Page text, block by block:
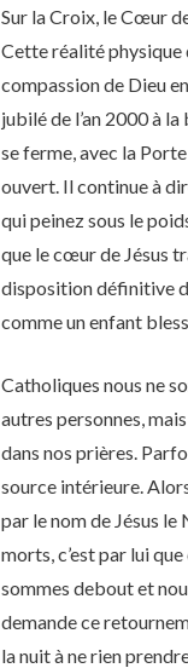
Sur la Croix, le Cœur
Cette réalité physique
compassion de Dieu
jubilé de l’an 2000 à
se ferme, avec la
ouvert. Il continue à
qui peinez sous le
que le cœur de Jésus
disposition définitive
comme un enfant
Catholiques nous ne
autres personnes,
dans nos prières.
source intérieure.
par le nom de Jésus le
morts, c’est par lui
sommes debout et
demande ce
la nuit à ne rien